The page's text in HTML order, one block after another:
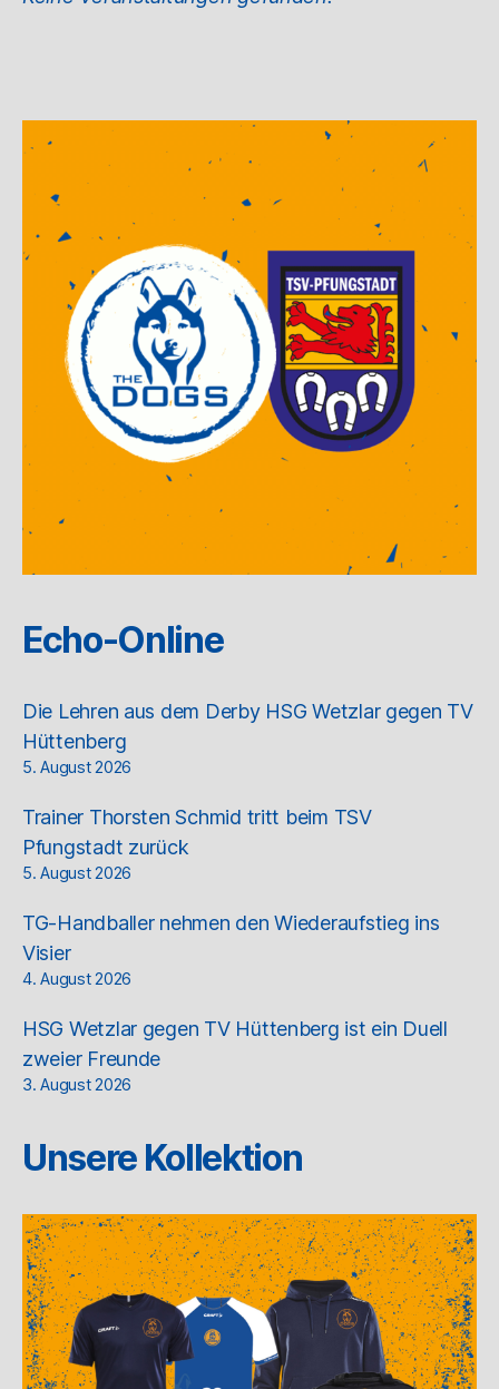
Echo-Online
Die Lehren aus dem Derby HSG Wetzlar gegen TV
Hüttenberg
5. August 2026
Trainer Thorsten Schmid tritt beim TSV
Pfungstadt zurück
5. August 2026
TG-Handballer nehmen den Wiederaufstieg ins
Visier
4. August 2026
HSG Wetzlar gegen TV Hüttenberg ist ein Duell
zweier Freunde
3. August 2026
Unsere Kollektion